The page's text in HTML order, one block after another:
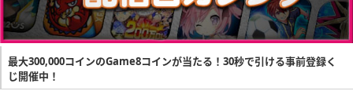
最大300,000コインのGame8コインが当たる！30秒で引ける事前登録く
じ開催中！